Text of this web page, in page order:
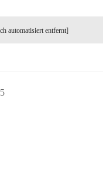
automatisiert entfernt]